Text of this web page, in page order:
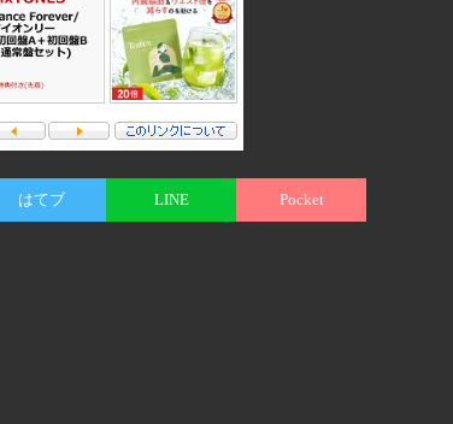
はてブ LINE Pocket